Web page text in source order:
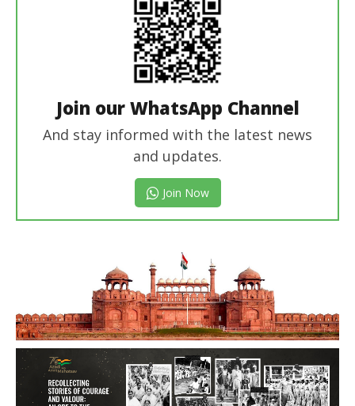
Join our WhatsApp Channel
And stay informed with the latest news
and updates.
Join Now